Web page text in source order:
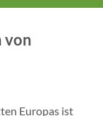
von
Europas ist